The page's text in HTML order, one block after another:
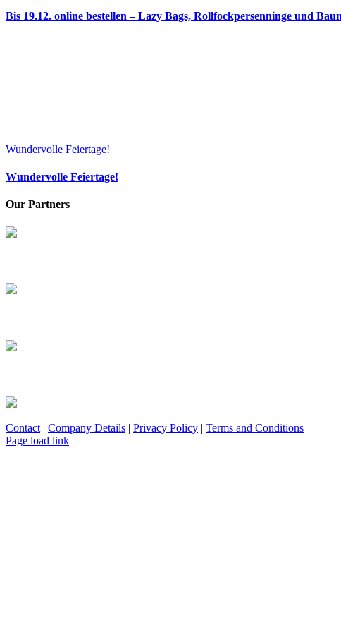
Bis 19.12. online bestellen – Lazy Bags, Rollfockpersenninge und
Wundervolle Feiertage!
Wundervolle Feiertage!
Our Partners
Contact | Company Details | Privacy Policy | Terms and Conditions
Facebook
YouTube
X
Page load link